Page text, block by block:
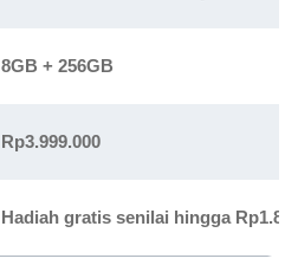
8GB + 256GB
Rp3.999.000
Hadiah gratis senilai hingga